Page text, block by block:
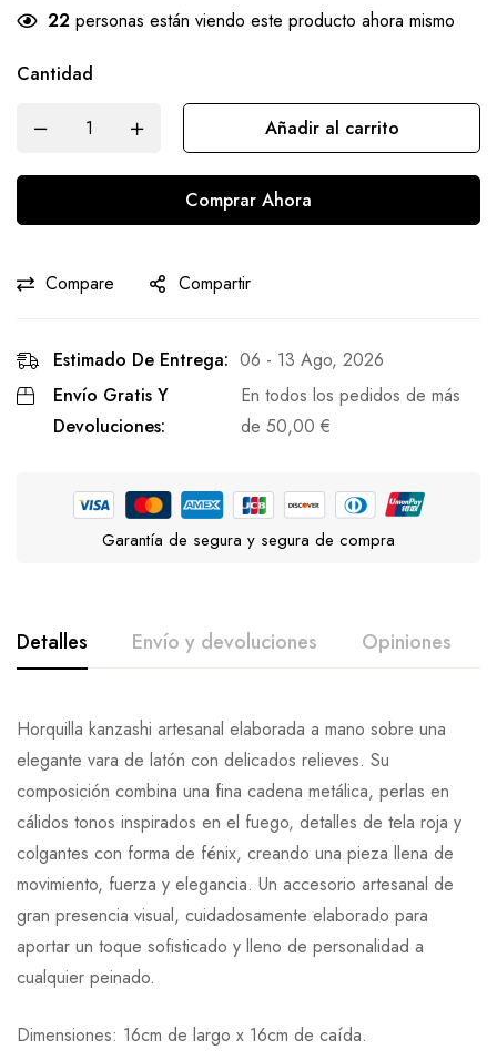
22 personas están viendo este producto ahora mismo
Cantidad
Añadir al carrito
Comprar Ahora
Compare Compartir
Estimado De Entrega: 06 - 13 Ago, 2026
Envío Gratis Y
Devoluciones:
En todos los pedidos de más
de50,00€
Garantía de segura y segura de compra
Detalles Envío y devoluciones Opiniones
Horquilla kanzashi artesanal elaborada a mano sobre una
elegante vara de latón con delicados relieves. Su
composición combina una fina cadena metálica, perlas en
cálidos tonos inspirados en el fuego, detalles de tela roja y
colgantes con forma de fénix, creando una pieza llena de
movimiento, fuerza y elegancia. Un accesorio artesanal de
gran presencia visual, cuidadosamente elaborado para
aportar un toque sofisticado y lleno de personalidad a
cualquier peinado.
Dimensiones: 16cm de largo x 16cm de caída.